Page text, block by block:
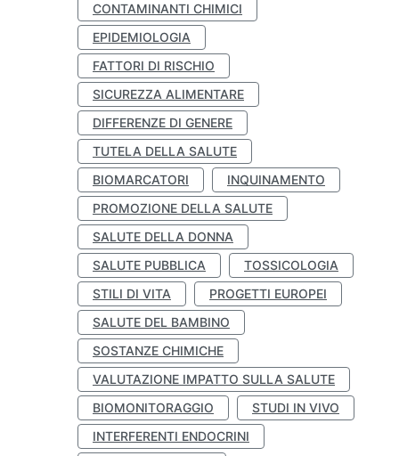
CONTAMINANTI CHIMICI
EPIDEMIOLOGIA
FATTORI DI RISCHIO
SICUREZZA ALIMENTARE
DIFFERENZE DI GENERE
TUTELA DELLA SALUTE
BIOMARCATORI
INQUINAMENTO
PROMOZIONE DELLA SALUTE
SALUTE DELLA DONNA
SALUTE PUBBLICA
TOSSICOLOGIA
STILI DI VITA
PROGETTI EUROPEI
SALUTE DEL BAMBINO
SOSTANZE CHIMICHE
VALUTAZIONE IMPATTO SULLA SALUTE
BIOMONITORAGGIO
STUDI IN VIVO
INTERFERENTI ENDOCRINI